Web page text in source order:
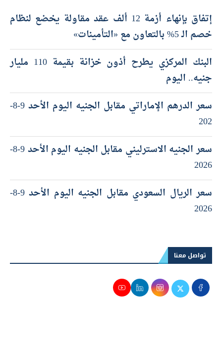
أحدث المقالات
إتفاق بإنهاء أزمة 12 ألف عقد مقاولة يخضع لنظام
خصم الـ 5% بالتعاون مع «التأمينات»
جنيه.. اليوم
202
2026
تواصل معنا